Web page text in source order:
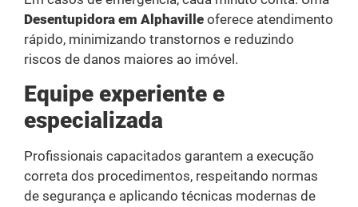
Desentupidora em Alphaville oferece atendimento
rápido, minimizando transtornos e reduzindo
riscos de danos maiores ao imóvel.
Equipe experiente e
especializada
Profissionais capacitados garantem a execução
correta dos procedimentos, respeitando normas
de segurança e aplicando técnicas modernas de